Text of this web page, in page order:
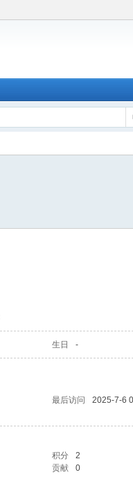
生日 -
最后访问
2025-7-6
积分
2
贡献 0